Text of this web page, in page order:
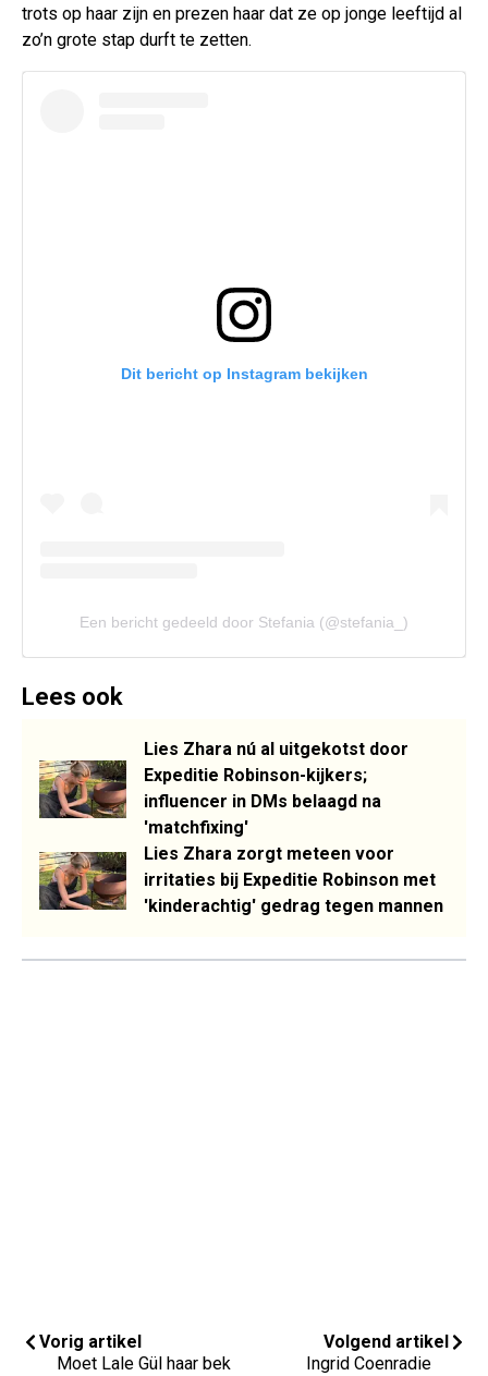
trots op haar zijn en prezen haar dat ze op jonge leeftijd al
zo’n grote stap durft te zetten.
Dit bericht op Instagram bekijken
Een bericht gedeeld door Stefania (@stefania_)
Lees ook
Lies Zhara nú al uitgekotst door
Expeditie Robinson-kijkers;
influencer in DMs belaagd na
'matchfixing'
Lies Zhara zorgt meteen voor
irritaties bij Expeditie Robinson met
'kinderachtig' gedrag tegen mannen
Vorig artikel
Moet Lale Gül haar bek
Volgend artikel
Ingrid Coenradie